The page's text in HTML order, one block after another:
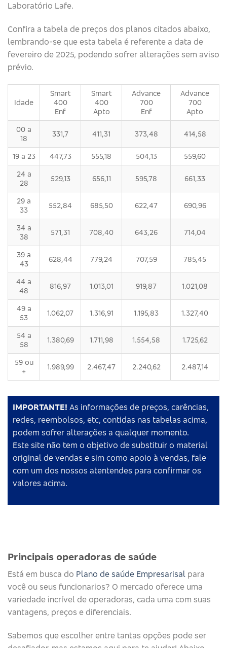
Laboratório Lafe.
Confira a tabela de preços dos planos citados abaixo,
lembrando-se que esta tabela é referente a data de
fevereiro de 2025, podendo sofrer alterações sem aviso
prévio.
Idade
Smart
400
Enf
Smart
400
Apto
Advance
700
Enf
Advance
700
Apto
00 a
18
331,7 411,31 373,48 414,58
19 a 23 447,73 555,18 504,13 559,60
24 a
28
529,13 656,11 595,78 661,33
29 a
33
552,84 685,50 622,47 690,96
34 a
38
571,31 708,40 643,26 714,04
39 a
43
628,44 779,24 707,59 785,45
44 a
48
816,97 1.013,01 919,87 1.021,08
49 a
53
1.062,07 1.316,91 1.195,83 1.327,40
54 a
58
1.380,69 1.711,98 1.554,58 1.725,62
59 ou
+
1.989,99 2.467,47 2.240,62 2.487,14
IMPORTANTE! As informações de preços, carências,
redes, reembolsos, etc, contidas nas tabelas acima,
podem sofrer alterações a qualquer momento.
Este site não tem o objetivo de substituir o material
original de vendas e sim como apoio à vendas, fale
com um dos nossos atentendes para confirmar os
valores acima.
Principais operadoras de saúde​
Está em busca do Plano de saúde Empresarisal para
você ou seus funcionarios? O mercado oferece uma
variedade incrível de operadoras, cada uma com suas
vantagens, preços e diferenciais.
Sabemos que escolher entre tantas opções pode ser